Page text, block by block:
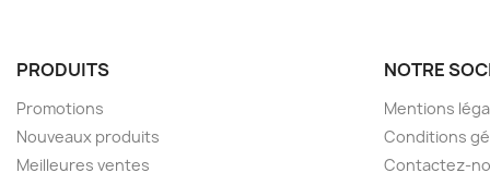
PRODUITS
Promotions
Nouveaux produits
Meilleures ventes
NOTRE
Mentions
Conditions
Contactez-